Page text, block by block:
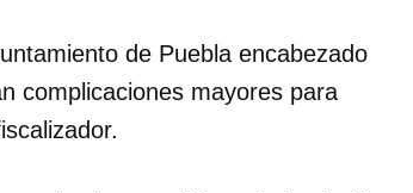
de Puebla encabezado
complicaciones mayores para